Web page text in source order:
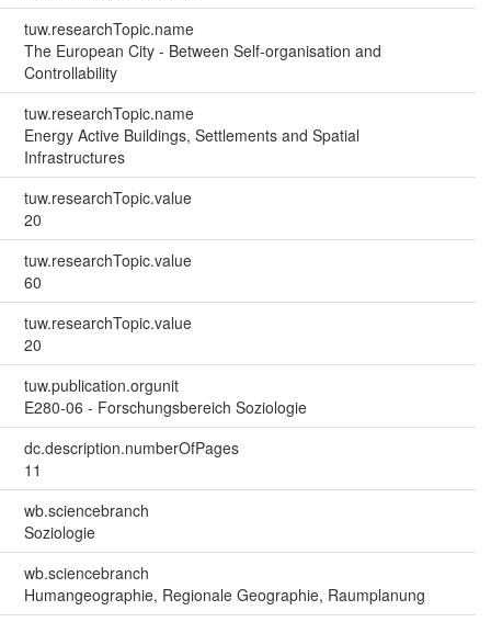
tuw.researchTopic.name
The European City - Between Self-organisation and
Controllability
tuw.researchTopic.name
Energy Active Buildings, Settlements and Spatial
Infrastructures
tuw.researchTopic.value
20
tuw.researchTopic.value
60
tuw.researchTopic.value
20
tuw.publication.orgunit
E280-06 - Forschungsbereich Soziologie
dc.description.numberOfPages
11
wb.sciencebranch
Soziologie
wb.sciencebranch
Humangeographie, Regionale Geographie, Raumplanung